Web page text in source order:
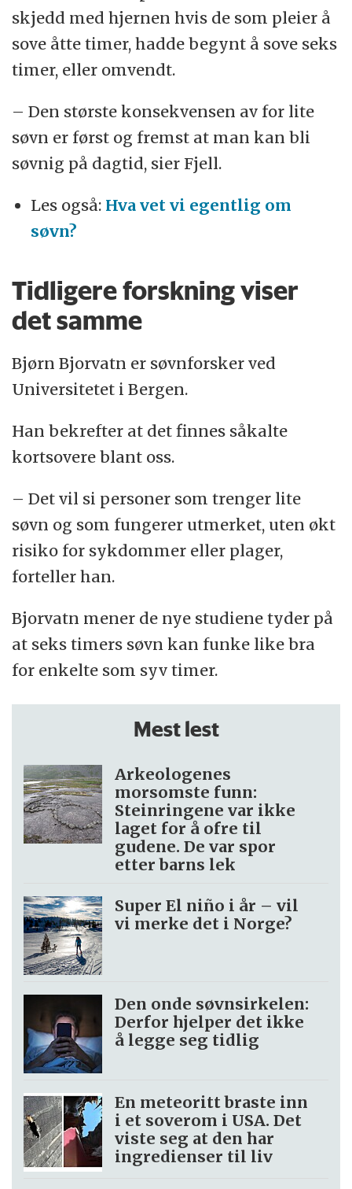
skjedd med hjernen hvis de som pleier å
sove åtte timer, hadde begynt å sove seks
timer, eller omvendt.
– Den største konsekvensen av for lite
søvn er først og fremst at man kan bli
søvnig på dagtid, sier Fjell.
Les også: Hva vet vi egentlig om
søvn?
Tidligere forskning viser
det samme
Bjørn Bjorvatn er søvnforsker ved
Universitetet i Bergen.
Han bekrefter at det finnes såkalte
kortsovere blant oss.
– Det vil si personer som trenger lite
søvn og som fungerer utmerket, uten økt
risiko for sykdommer eller plager,
forteller han.
Bjorvatn mener de nye studiene tyder på
at seks timers søvn kan funke like bra
for enkelte som syv timer.
Mest lest
Arkeologenes
morsomste funn:
Steinringene var ikke
laget for å ofre til
gudene. De var spor
etter barns lek
Super El niño i år – vil
vi merke det i Norge?
Den onde søvnsirkelen:
Derfor hjelper det ikke
å legge seg tidlig
En meteoritt braste inn
i et soverom i USA. Det
viste seg at den har
ingredienser til liv